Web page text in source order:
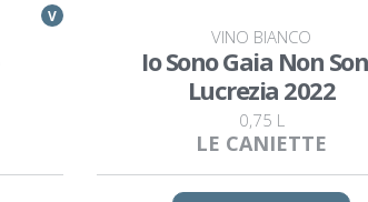
V
VINO BIANCO
Io Sono Gaia Non
Lucrezia 2022
0,75 L
LE CANIETTE